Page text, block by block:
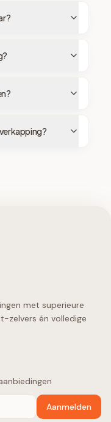
met superieure
zelvers én volledige
Aanmelden